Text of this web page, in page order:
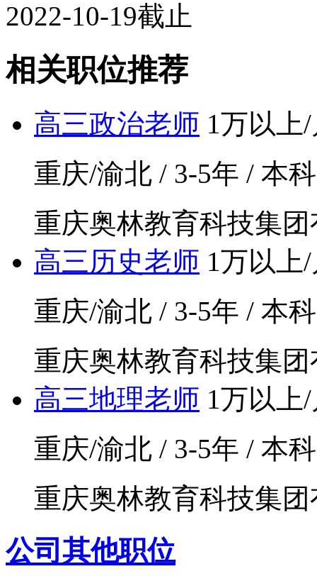
2022-10-19截止
相关职位推荐
高三政治老师 1万以上
重庆/渝北 / 3-5年 / 本
重庆奥林教育科技集
高三历史老师 1万以上
重庆/渝北 / 3-5年 / 本
重庆奥林教育科技集
高三地理老师 1万以上
重庆/渝北 / 3-5年 / 本
重庆奥林教育科技集
公司其他职位